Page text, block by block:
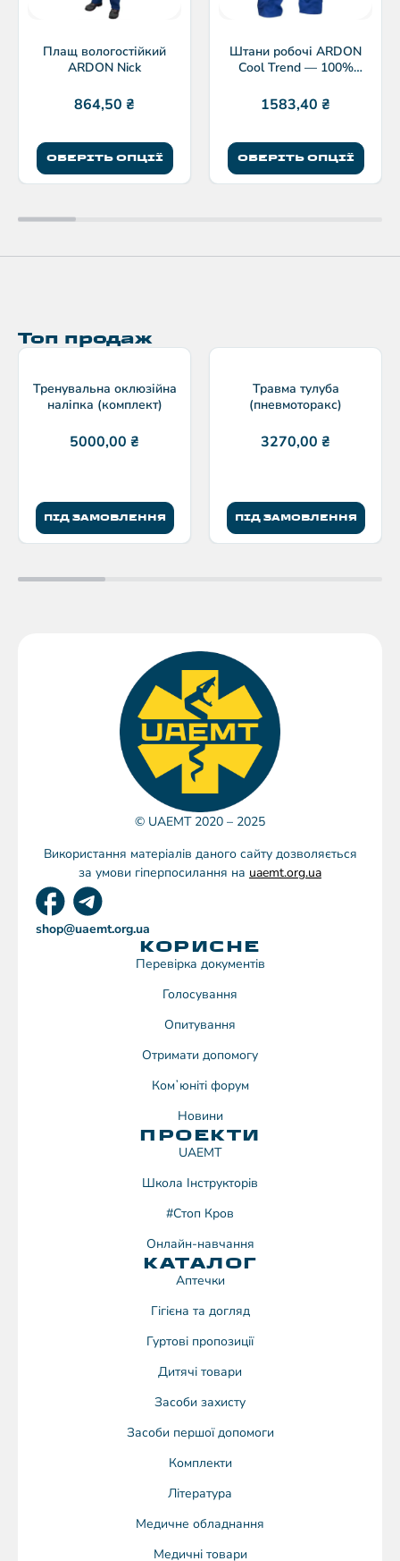
Плащ вологостійкий
ARDON Nick
864,50 ₴
ОБЕРІТЬ ОПЦІЇ
Штани робочі ARDON
Cool Trend — 100%
1583,40 ₴
ОБЕРІТЬ ОПЦІЇ
Топ продаж
Тренувальна оклюзійна
наліпка (комплект)
5000,00 ₴
ПІД ЗАМОВЛЕННЯ
Травма тулуба
(пневмоторакс)
3270,00 ₴
ПІД ЗАМОВЛЕННЯ
© UAEMT 2020 – 2025
Використання матеріалів даного сайту дозволяється
за умови гіперпосилання на uaemt.org.ua
shop@uaemt.org.ua
КОРИСНЕ
Перевірка документів
Голосування
Опитування
Отримати допомогу
Комʼюніті форум
Новини
ПРОЕКТИ
UAEMT
Школа Інструкторів
#Стоп Кров
Онлайн-навчання
КАТАЛОГ
Аптечки
Гігієна та догляд
Гуртові пропозиції
Дитячі товари
Засоби захисту
Засоби першої допомоги
Комплекти
Література
Медичне обладнання
Медичні товари